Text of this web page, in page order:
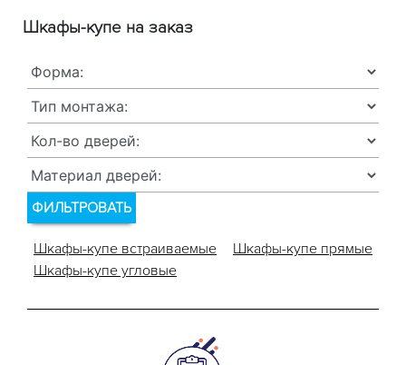
Шкафы-купе на заказ
ФИЛЬТРОВАТЬ
Шкафы-купе встраиваемые
Шкафы-купе прямые
Шкафы-купе угловые